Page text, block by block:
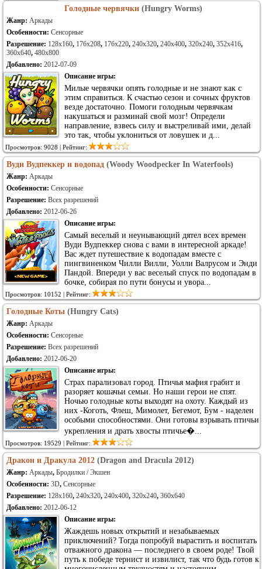
Голодные червячки (Hungry Worms)
Жанр: Аркады
Особенности: Сенсорные
Разрешение: 128x160, 176x208, 176x220, 240x320, 240x400, 320x240, 352x416,
360x640, 480x800
Добавлено: 2012-07-09
Описание игры:
Милые червячки опять голодные и не знают как с
этим справиться. К счастью сезон и сочных фруктов
везде достаточно. Помоги голодным червячкам
накушаться и разминай свой мозг! Определи
направление, взвесь силу и выстреливай ими, делай
это так, чтобы уклониться от ловушек и д...
Просмотров: 9028 | Рейтинг:
Вуди Вудпеккер и водопад (Woody Woodpecker In Waterfools)
Жанр: Аркады
Особенности: Сенсорные
Разрешение: Всех разрешений
Добавлено: 2012-06-26
Описание игры:
Самый веселый и неунывающий дятел всех времен
Вуди Вудпеккер снова с вами в интересной аркаде!
Вас ждет путешествие к водопадам вместе с
пингвиненком Чилли Вилли, Уолли Валрусом и Энди
Пандой. Впереди у вас веселый спуск по водопадам в
бочке, собирая по пути бонусы и увора...
Просмотров: 10152 | Рейтинг:
Голодные Коты (Hungry Cats)
Жанр: Аркады
Особенности: Сенсорные
Разрешение: Всех разрешений
Добавлено: 2012-06-20
Описание игры:
Страх парализовал город. Птичья мафия грабит и
разоряет кошачьи семьи. Но наши герои не спят.
Ночью голодные коты выходят на охоту. Каждый из
них -Коготь, Флеш, Мимолет, Бегемот, Бум - наделен
особыми способностями. Они готовы взрывать птичьи
укрепления и драть хвосты птичье�...
Просмотров: 19529 | Рейтинг:
Дракон и Дракула 2012 (Dragon and Dracula 2012)
Жанр: Аркады, Бродилки / Экшен
Особенности: 3D, Сенсорные
Разрешение: 128x160, 240x320, 240x400, 320x240, 360x640
Добавлено: 2012-06-12
Описание игры:
Жаждешь новых открытий и незабываемых
приключений? Тогда попробуй вырастить и воспитать
отважного дракона — последнего в своем роде! Твой
путь к победе тернист и извилист, так что будь готов к